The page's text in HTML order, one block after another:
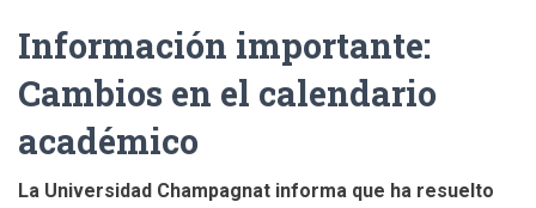
Información importante:
Cambios en el calendario
académico
La Universidad Champagnat informa que ha resuelto